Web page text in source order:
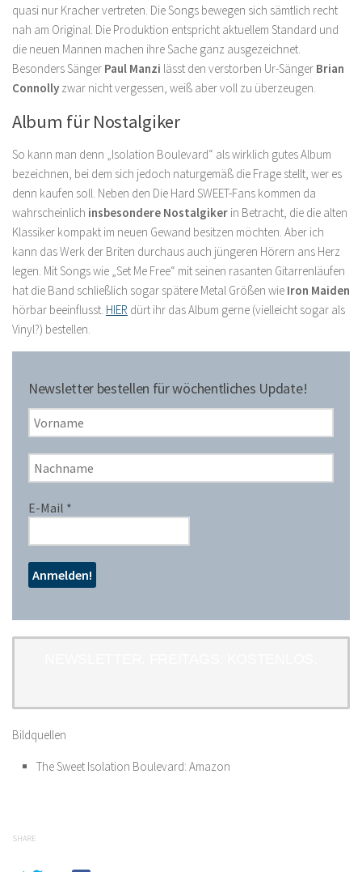
quasi nur Kracher vertreten. Die Songs bewegen sich sämtlich recht
nah am Original. Die Produktion entspricht aktuellem Standard und
die neuen Mannen machen ihre Sache ganz ausgezeichnet.
Besonders Sänger Paul Manzi lässt den verstorben Ur-Sänger Brian
Connolly zwar nicht vergessen, weiß aber voll zu überzeugen.
Album für Nostalgiker
So kann man denn „Isolation Boulevard“ als wirklich gutes Album
bezeichnen, bei dem sich jedoch naturgemäß die Frage stellt, wer es
denn kaufen soll. Neben den Die Hard SWEET-Fans kommen da
wahrscheinlich insbesondere Nostalgiker in Betracht, die die alten
Klassiker kompakt im neuen Gewand besitzen möchten. Aber ich
kann das Werk der Briten durchaus auch jüngeren Hörern ans Herz
legen. Mit Songs wie „Set Me Free“ mit seinen rasanten Gitarrenläufen
hat die Band schließlich sogar spätere Metal Größen wie Iron Maiden
hörbar beeinflusst. HIER dürt ihr das Album gerne (vielleicht sogar als
Vinyl?) bestellen.
Newsletter bestellen für wöchentliches Update!
E-Mail *
Bildquellen
The Sweet Isolation Boulevard: Amazon
SHARE